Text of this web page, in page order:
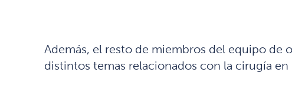
Además, el resto de miembros del equipo
distintos temas relacionados con la cirugía en